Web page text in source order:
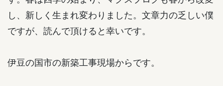
し、新しく生まれ変わりました。文章力の乏しい僕
ですが、読んで頂けると幸いです。
伊豆の国市の新築工事現場からです。